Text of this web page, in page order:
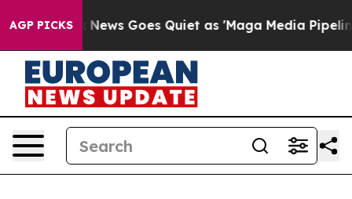
AGP PICKS
Fox News Goes Quiet as 'Maga Media Pipeline'